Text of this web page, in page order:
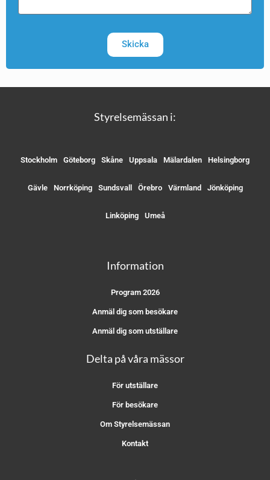
Skicka
Styrelsemässan i:
Stockholm Göteborg Skåne Uppsala Mälardalen Helsingborg
Gävle Norrköping Sundsvall Örebro Värmland Jönköping
Linköping Umeå
Information
Program 2026
Anmäl dig som besökare
Anmäl dig som utställare
Delta på våra mässor
För utställare
För besökare
Om Styrelsemässan
Kontakt